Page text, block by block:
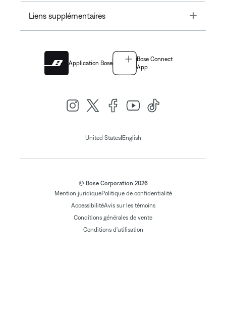
Liens supplémentaires Toggle
Application Bose
Bose Connect
App
United States| English
© Bose Corporation 2026
Mention juridiquePolitique de confidentialité
AccessibilitéAvis sur les témoins
Conditions générales de vente
Conditions d'utilisation